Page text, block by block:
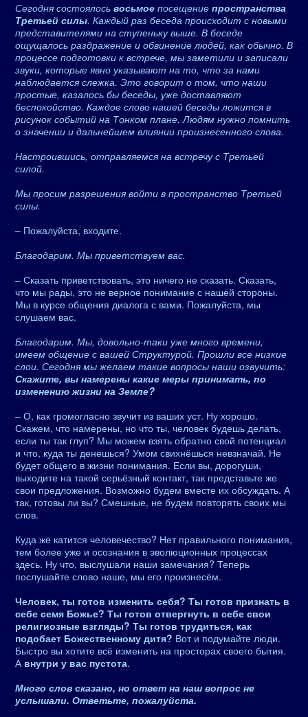
Сегодня состоялось восьмое посещение пространства
Третьей силы. Каждый раз беседа происходит с новыми
представителями на ступеньку выше. В беседе
ощущалось раздражение и обвинение людей, как обычно. В
процессе подготовки к встрече, мы заметили и записали
звуки, которые явно указывают на то, что за нами
наблюдается слежка. Это говорит о том, что наши
простые, казалось бы беседы, уже доставляют
беспокойство. Каждое слово нашей беседы ложится в
рисунок событий на Тонком плане. Людям нужно помнить
о значении и дальнейшем влиянии произнесенного слова.
Настроившись, отправляемся на встречу с Третьей
силой.
Мы просим разрешения войти в пространство Третьей
силы.
– Пожалуйста, входите.
Благодарим. Мы приветствуем вас.
– Сказать приветствовать, это ничего не сказать. Сказать,
что мы рады, это не верное понимание с нашей стороны.
Мы в курсе общения диалога с вами. Пожалуйста, мы
слушаем вас.
Благодарим. Мы, довольно-таки уже много времени,
имеем общение с вашей Структурой. Прошли все низкие
слои. Сегодня мы желаем такие вопросы наши озвучить:
Скажите, вы намерены какие меры принимать, по
изменению жизни на Земле?
– О, как громогласно звучит из ваших уст. Ну хорошо.
Скажем, что намерены, но что ты, человек будешь делать,
если ты так глуп? Мы можем взять обратно свой потенциал
и что, куда ты денешься? Умом свихнёшься невзначай. Не
будет общего в жизни понимания. Если вы, дорогуши,
выходите на такой серьёзный контакт, так представьте же
свои предложения. Возможно будем вместе их обсуждать. А
так, готовы ли вы? Смешные, не будем повторять своих мы
слов.
Куда же катится человечество? Нет правильного понимания,
тем более уже и осознания в эволюционных процессах
здесь. Ну что, выслушали наши замечания? Теперь
послушайте слово наше, мы его произнесём.
Человек, ты готов изменить себя? Ты готов признать в
себе семя Божье? Ты готов отвергнуть в себе свои
религиозные взгляды? Ты готов трудиться, как
подобает Божественному дитя? Вот и подумайте люди.
Быстро вы хотите всё изменить на просторах своего бытия.
А внутри у вас пустота.
Много слов сказано, но ответ на наш вопрос не
услышали. Ответьте, пожалуйста.